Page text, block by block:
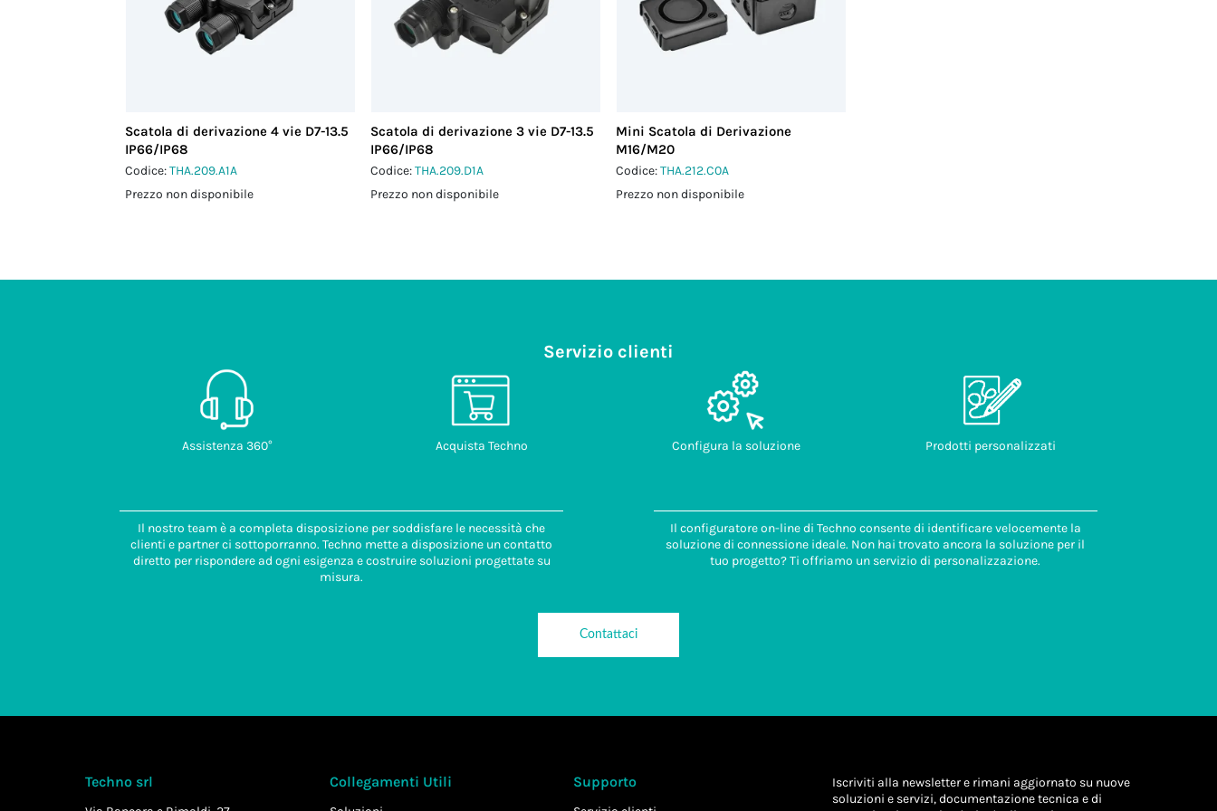
Scatola di derivazione 4 vie D7-13.5
IP66/IP68
Codice:THA.209.A1A
Prezzo non disponibile
Scatola di derivazione 3 vie D7-13.5
IP66/IP68
Codice:THA.209.D1A
Prezzo non disponibile
Mini Scatola di Derivazione
M16/M20
Codice:THA.212.C0A
Prezzo non disponibile
Servizio clienti
Assistenza 360° Acquista Techno Configura la soluzione Prodotti personalizzati
Il nostro team è a completa disposizione per soddisfare le necessità che
clienti e partner ci sottoporranno. Techno mette a disposizione un contatto
diretto per rispondere ad ogni esigenza e costruire soluzioni progettate su
misura.
Il configuratore on-line di Techno consente di identificare velocemente la
soluzione di connessione ideale. Non hai trovato ancora la soluzione per il
tuo progetto? Ti offriamo un servizio di personalizzazione.
Contattaci
Techno srl Collegamenti Utili Supporto
Iscriviti alla newsletter e rimani aggiornato su nuove
soluzioni e servizi, documentazione tecnica e di